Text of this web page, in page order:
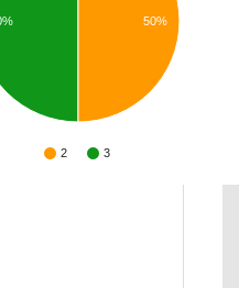
2 3
50%